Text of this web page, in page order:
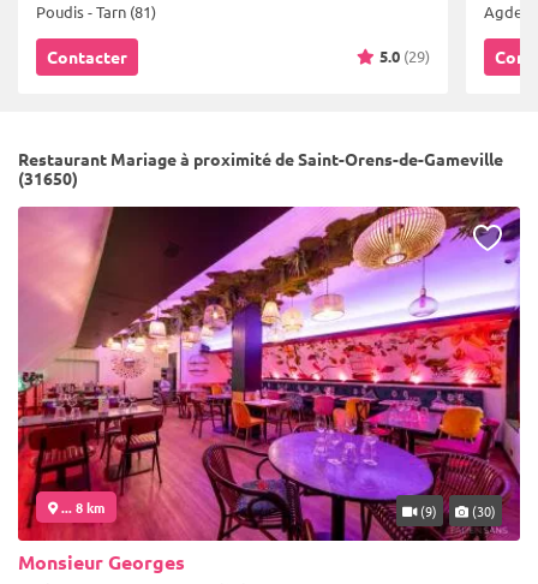
Poudis - Tarn (81)
Contacter 5.0 (29)
Agde -
Restaurant Mariage à proximité de Saint-Orens-de-Gameville
(31650)
... 8 km (9) (30)
Monsieur Georges